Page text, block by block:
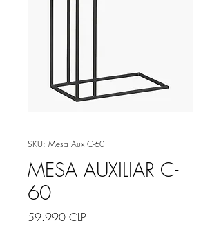
SKU: Mesa Aux C-60
MESA AUXILIAR C-
60
59.990 CLP